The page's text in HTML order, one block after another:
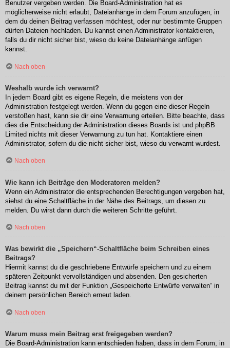
Benutzer vergeben werden. Die Board-Administration hat es
möglicherweise nicht erlaubt, Dateianhänge in dem Forum anzufügen, in
dem du deinen Beitrag verfassen möchtest, oder nur bestimmte Gruppen
dürfen Dateien hochladen. Du kannst einen Administrator kontaktieren,
falls du dir nicht sicher bist, wieso du keine Dateianhänge anfügen
kannst.
Nach oben
Weshalb wurde ich verwarnt?
In jedem Board gibt es eigene Regeln, die meistens von der
Administration festgelegt werden. Wenn du gegen eine dieser Regeln
verstoßen hast, kann sie dir eine Verwarnung erteilen. Bitte beachte, dass
dies die Entscheidung der Administration dieses Boards ist und phpBB
Limited nichts mit dieser Verwarnung zu tun hat. Kontaktiere einen
Administrator, sofern du die nicht sicher bist, wieso du verwarnt wurdest.
Nach oben
Wie kann ich Beiträge den Moderatoren melden?
Wenn ein Administrator die entsprechenden Berechtigungen vergeben hat,
siehst du eine Schaltfläche in der Nähe des Beitrags, um diesen zu
melden. Du wirst dann durch die weiteren Schritte geführt.
Nach oben
Was bewirkt die „Speichern“-Schaltfläche beim Schreiben eines
Beitrags?
Hiermit kannst du die geschriebene Entwürfe speichern und zu einem
späteren Zeitpunkt vervollständigen und absenden. Den gesicherten
Beitrag kannst du mit der Funktion „Gespeicherte Entwürfe verwalten“ in
deinem persönlichen Bereich erneut laden.
Nach oben
Warum muss mein Beitrag erst freigegeben werden?
Die Board-Administration kann entschieden haben, dass in dem Forum, in